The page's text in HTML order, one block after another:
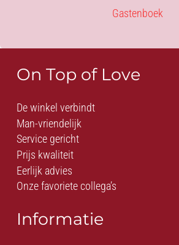
Gastenboek
On Top of Love
De winkel verbindt
Man-vriendelijk
Service gericht
Prijs kwaliteit
Eerlijk advies
Onze favoriete collega’s
Informatie